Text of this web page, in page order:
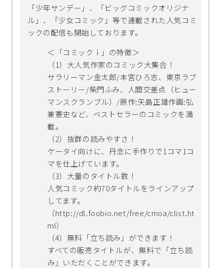
「少年サンデー」、「ビッグコミックオリジナ
ル」、「少女コミック」等で連載された人気コミ
ックの配信も開始しております。
＜「コミックｉ」の特徴＞
（1）大人気作家のコミック大集合！
サラリーマン金太郎/本宮ひろ志、東京ラブ
ストーリー/柴門ふみ、人間交差点（ヒュー
マンスクランブル）/原作:矢島正雄作画:弘
兼憲史など、ベストセラーのコミックを満
載。
（2）抜群の読みやすさ！
ケータイ向けに、丹念に手作りで1コマ1コ
マを仕上げています。
（3）大量のタイトル数！
人気コミック約70タイトルをラインアップ
してます。
（http://dl.foobio.net/free/cmoa/clist.ht
ml）
（4）無料「立ち読み」ができます！
すべての販売タイトルが、無料で「立ち読
み」いただくことができます。